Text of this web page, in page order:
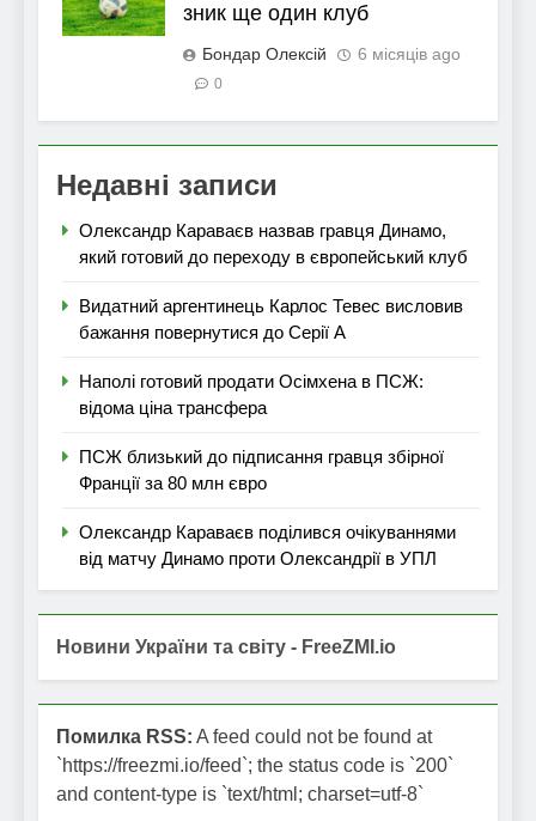
зник ще один клуб
Бондар Олексій 6 місяців ago
0
Недавні записи
Олександр Караваєв назвав гравця Динамо,
який готовий до переходу в європейський клуб
Видатний аргентинець Карлос Тевес висловив
бажання повернутися до Серії А
Наполі готовий продати Осімхена в ПСЖ:
відома ціна трансфера
ПСЖ близький до підписання гравця збірної
Франції за 80 млн євро
Олександр Караваєв поділився очікуваннями
від матчу Динамо проти Олександрії в УПЛ
Новини України та світу - FreeZMI.io
Помилка RSS: A feed could not be found at
`https://freezmi.io/feed`; the status code is `200`
and content-type is `text/html; charset=utf-8`